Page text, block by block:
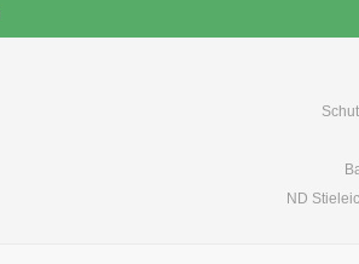
ND